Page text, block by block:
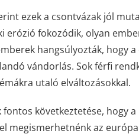
ezek a csontvázak jól
erózió fokozódik, olyan
hangsúlyozták, hogy
vándorlás. Sok férfi
utaló elváltozásokkal.
fontos következtetése, hogy
megismerhetnénk az